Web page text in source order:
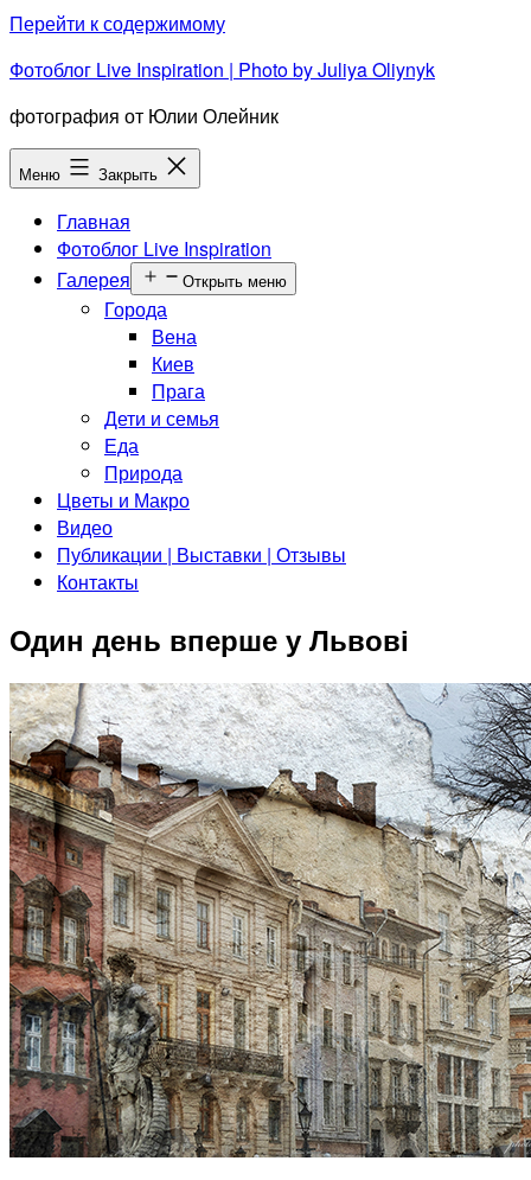
Перейти к содержимому
Фотоблог Live Inspiration | Photo by Juliya Oliynyk
фотография от Юлии Олейник
Меню Закрыть
Главная
Фотоблог Live Inspiration
Галерея
Открыть меню
Города
Вена
Киев
Прага
Дети и семья
Еда
Природа
Цветы и Макро
Видео
Публикации | Выставки | Отзывы
Контакты
Один день вперше у Львові